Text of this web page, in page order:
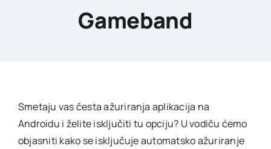
Gameband
Smetaju vas česta ažuriranja aplikacija na
Androidu i želite isključiti tu opciju? U vodiču ćemo
objasniti kako se isključuje automatsko ažuriranje